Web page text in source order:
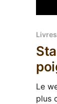
Livres
Le
plus